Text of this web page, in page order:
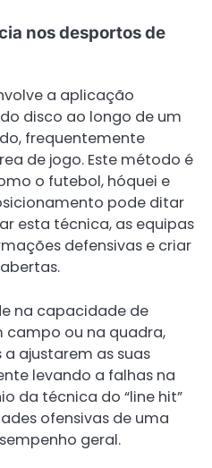
nos desportos de
a aplicação
disco ao longo de um
frequentemente
de jogo. Este método é
o futebol, hóquei e
pode ditar
esta técnica, as equipas
defensivas e criar
na capacidade de
campo ou na quadra,
ajustarem as suas
levando a falhas na
da técnica do “line hit”
ofensivas de uma
geral.